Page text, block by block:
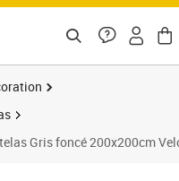
Gris foncé 200x200cm